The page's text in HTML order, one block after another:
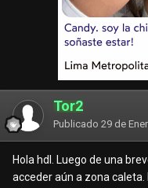
Tor2
Publicado 29 de
Hola hdl. Luego de una
acceder aún a zona